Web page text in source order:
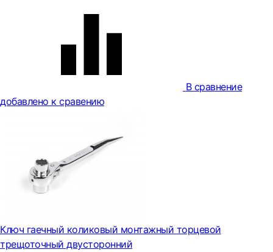
В сравнение
добавлено к сравению
Ключ гаечный коликовый монтажный торцевой
трещоточный двусторонний